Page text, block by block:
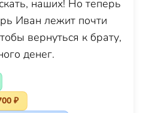
наших! Но теперь
Иван лежит почти
вернуться к брату,
денег.
₽